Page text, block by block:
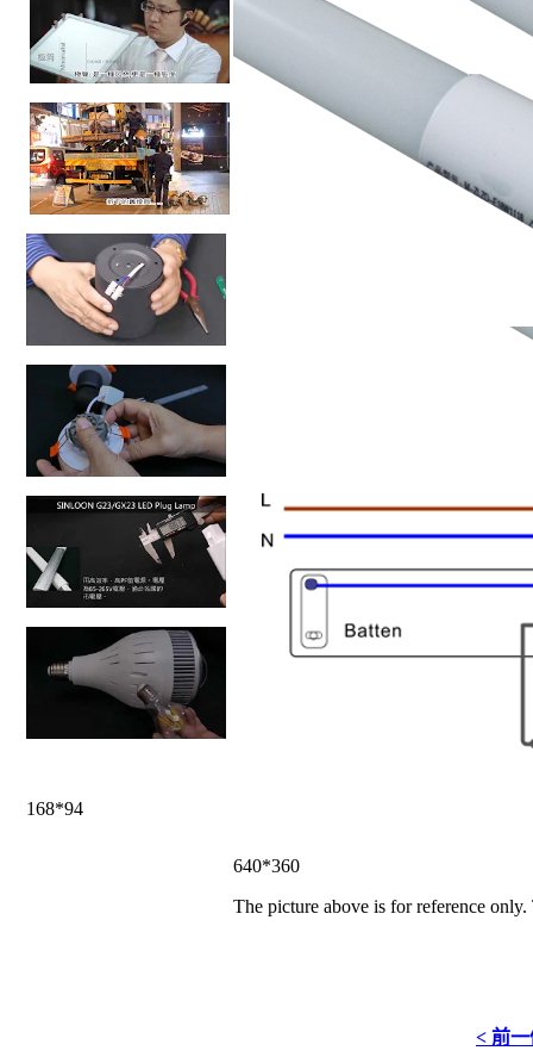
168*94
640*360
The picture above is for reference
< 前一